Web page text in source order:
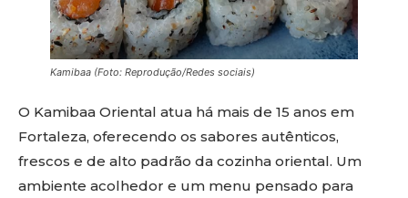
Kamibaa (Foto: Reprodução/Redes sociais)
O Kamibaa Oriental atua há mais de 15 anos em
Fortaleza, oferecendo os sabores autênticos,
frescos e de alto padrão da cozinha oriental. Um
ambiente acolhedor e um menu pensado para